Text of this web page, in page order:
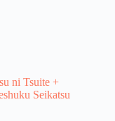
ni Tsuite +
Seikatsu